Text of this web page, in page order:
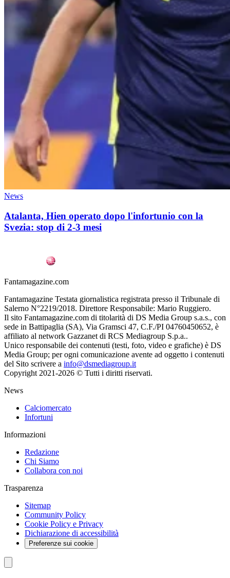
News
Atalanta, Hien operato dopo l'infortunio con la
Svezia: stop di 2-3 mesi
Fantamagazine.com
Fantamagazine Testata giornalistica registrata presso il Tribunale di
Salerno N°2219/2018. Direttore Responsabile: Mario Ruggiero.
Il sito Fantamagazine.com di titolarità di DS Media Group s.a.s., con
sede in Battipaglia (SA), Via Gramsci 47, C.F./PI 04760450652, è
affiliato al network Gazzanet di RCS Mediagroup S.p.a..
Unico responsabile dei contenuti (testi, foto, video e grafiche) è DS
Media Group; per ogni comunicazione avente ad oggetto i contenuti
del Sito scrivere a info@dsmediagroup.it
Copyright 2021-2026 © Tutti i diritti riservati.
News
Calciomercato
Infortuni
Informazioni
Redazione
Chi Siamo
Collabora con noi
Trasparenza
Sitemap
Community Policy
Cookie Policy e Privacy
Dichiarazione di accessibilità
Preferenze sui cookie